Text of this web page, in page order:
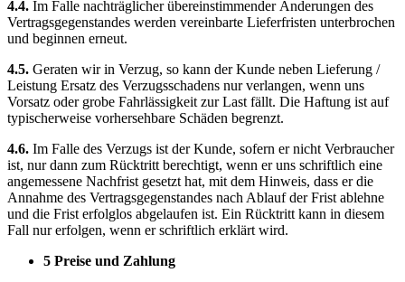
4.4. Im Falle nachträglicher übereinstimmender Änderungen des
Vertragsgegenstandes werden vereinbarte Lieferfristen unterbrochen
und beginnen erneut.
4.5. Geraten wir in Verzug, so kann der Kunde neben Lieferung /
Leistung Ersatz des Verzugsschadens nur verlangen, wenn uns
Vorsatz oder grobe Fahrlässigkeit zur Last fällt. Die Haftung ist auf
typischerweise vorhersehbare Schäden begrenzt.
4.6. Im Falle des Verzugs ist der Kunde, sofern er nicht Verbraucher
ist, nur dann zum Rücktritt berechtigt, wenn er uns schriftlich eine
angemessene Nachfrist gesetzt hat, mit dem Hinweis, dass er die
Annahme des Vertragsgegenstandes nach Ablauf der Frist ablehne
und die Frist erfolglos abgelaufen ist. Ein Rücktritt kann in diesem
Fall nur erfolgen, wenn er schriftlich erklärt wird.
5 Preise und Zahlung